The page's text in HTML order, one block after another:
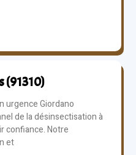
(91310)
urgence Giordano
de la désinsectisation à
confiance. Notre
et